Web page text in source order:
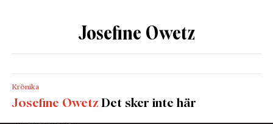
Josefine Owetz
Krönika
Josefine Owetz Det sker inte här